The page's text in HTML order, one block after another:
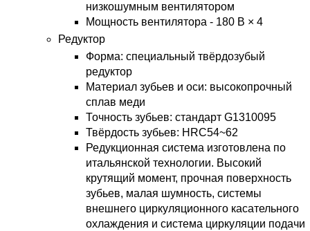
низкошумным вентилятором
Мощность вентилятора - 180 В × 4
Редуктор
Форма: специальный твёрдозубый
редуктор
Материал зубьев и оси: высокопрочный
сплав меди
Точность зубьев: стандарт G1310095
Твёрдость зубьев: HRC54~62
Редукционная система изготовлена по
итальянской технологии. Высокий
крутящий момент, прочная поверхность
зубьев, малая шумность, системы
внешнего циркуляционного касательного
охлаждения и система циркуляции подачи